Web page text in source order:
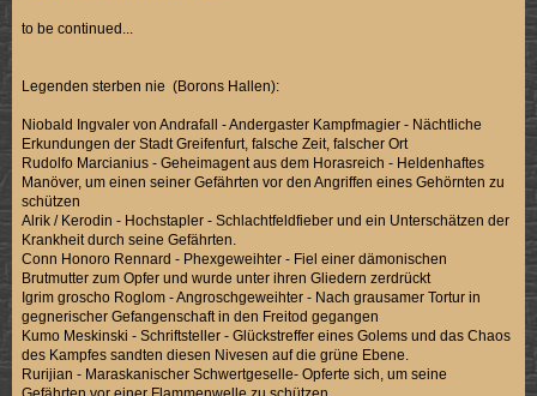
to be continued...
Legenden sterben nie (Borons Hallen):
Niobald Ingvaler von Andrafall - Andergaster Kampfmagier - Nächtliche
Erkundungen der Stadt Greifenfurt, falsche Zeit, falscher Ort
Rudolfo Marcianius - Geheimagent aus dem Horasreich - Heldenhaftes
Manöver, um einen seiner Gefährten vor den Angriffen eines Gehörnten zu
schützen
Alrik / Kerodin - Hochstapler - Schlachtfeldfieber und ein Unterschätzen der
Krankheit durch seine Gefährten.
Conn Honoro Rennard - Phexgeweihter - Fiel einer dämonischen
Brutmutter zum Opfer und wurde unter ihren Gliedern zerdrückt
Igrim groscho Roglom - Angroschgeweihter - Nach grausamer Tortur in
gegnerischer Gefangenschaft in den Freitod gegangen
Kumo Meskinski - Schriftsteller - Glückstreffer eines Golems und das Chaos
des Kampfes sandten diesen Nivesen auf die grüne Ebene.
Rurijian - Maraskanischer Schwertgeselle- Opferte sich, um seine